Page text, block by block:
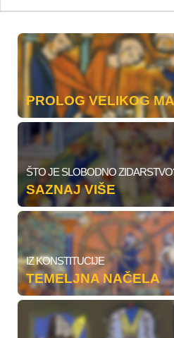
PROLOG VELIKOG
ŠTO JE SLOBODNO
SAZNAJ VIŠE
IZ KONSTITUCIJE
TEMELJNA NAČELA